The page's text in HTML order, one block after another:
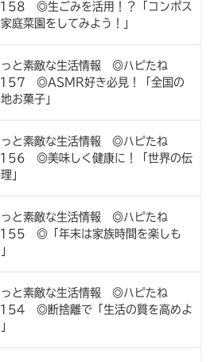
◎生ごみを活用！？「コンポス
家庭菜園をしてみよう！」
っと素敵な生活情報 ◎ハピたね
◎ASMR好き必見！「全国の
お菓子」
っと素敵な生活情報 ◎ハピたね
◎美味しく健康に！「世界の伝
」
っと素敵な生活情報 ◎ハピたね
◎「年末は家族時間を楽しも
っと素敵な生活情報 ◎ハピたね
◎断捨離で「生活の質を高めよ